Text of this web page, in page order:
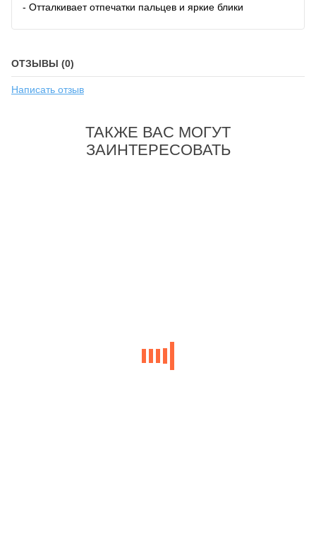
- Отталкивает отпечатки пальцев и яркие блики
ОТЗЫВЫ (0)
Написать отзыв
ТАКЖЕ ВАС МОГУТ
ЗАИНТЕРЕСОВАТЬ